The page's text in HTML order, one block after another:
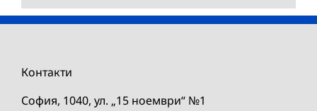
Контакти
София, 1040, ул. „15 ноември“ №1